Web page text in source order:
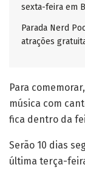
sexta-feira em
Parada Nerd
atrações
Para
música com
fica dentro da
Serão 10 dias
última terça-